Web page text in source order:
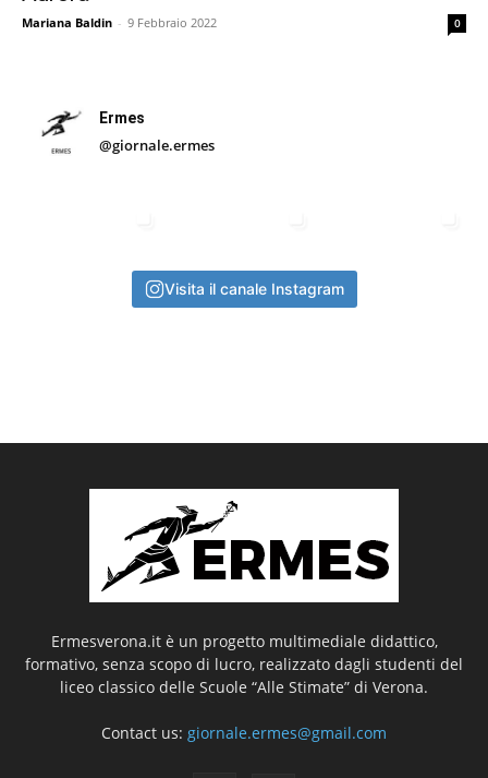
Mariana Baldin - 9 Febbraio 2022 0
Ermes
@giornale.ermes
Visita il canale Instagram
Ermesverona.it è un progetto multimediale didattico,
formativo, senza scopo di lucro, realizzato dagli studenti del
liceo classico delle Scuole “Alle Stimate” di Verona.
Contact us: giornale.ermes@gmail.com